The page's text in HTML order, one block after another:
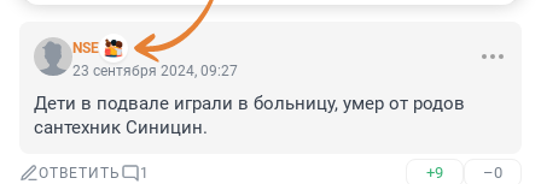
NSE
23 сентября 2024, 09:27
Дети в подвале играли в больницу, умер от родов
сантехник Синицин.
ОТВЕТИТЬ 1 +9 –0